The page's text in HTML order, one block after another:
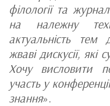
філології та
на належну
актуальність тем
жваві дискусії,
Хочу висловити
участь у
знання».